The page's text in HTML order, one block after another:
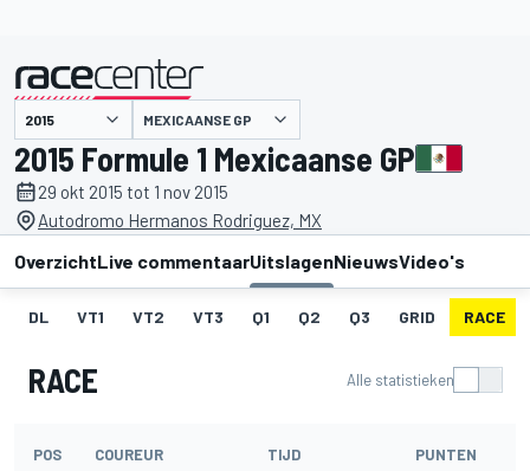
gepresenteerd door MEXICAANSE GP
2015 Formule 1 Mexicaanse GP
29 okt 2015 tot 1 nov 2015
Autodromo Hermanos Rodriguez, MX
OverzichtLive commentaarUitslagenNieuwsVideo's
DL VT1 VT2 VT3 Q1 Q2 Q3 GRID RACE
RACE Alle statistieken
POS COUREUR TIJD PUNTEN